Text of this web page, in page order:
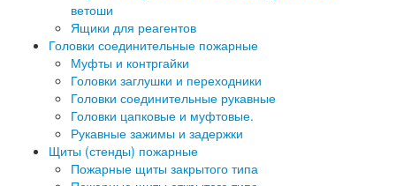
ветоши
Ящики для реагентов
Головки соединительные пожарные
Муфты и контргайки
Головки заглушки и переходники
Головки соединительные рукавные
Головки цапковые и муфтовые.
Рукавные зажимы и задержки
Щиты (стенды) пожарные
Пожарные щиты закрытого типа